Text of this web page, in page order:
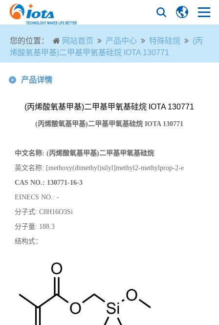
您的位置： 网站首页 产品中心 特殊硅烷
(丙
烯酸氧基甲基)二甲基甲氧基硅烷 IOTA 130771
产品详情
(丙烯酸氧基甲基)二甲基甲氧基硅烷 IOTA 130771
(丙烯酸氧基甲基)二甲基甲氧基硅烷 IOTA 130771
中文名称: (丙烯酸氧基甲基)二甲基甲氧基硅烷
英文名称: [methoxy(dimethyl)silyl]methyl2-methylprop-2-e
CAS NO.: 130771-16-3
EINECS NO.: -
分子式: C8H16O3Si
分子量: 188.3
结构式：